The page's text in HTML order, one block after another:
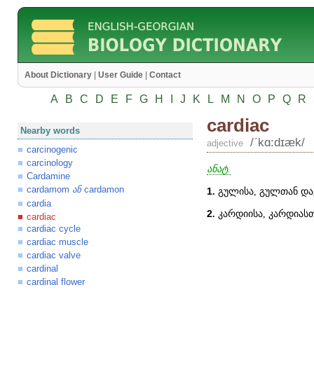
About Dictionary User Guide Contact
A B C D E F G H J K L M N O P Q R
Nearby words
carcinogenic
carcinology
Cardamine
cardamom ანcardamon
cardia
cardiac
cardiac cycle
cardiac muscle
cardiac valve
cardinal
cardinal flower
cardiac
adjective /ʹkɑ:dɪæk/
ანატ.
1. გულისა, გულთან
2. კარდიისა,